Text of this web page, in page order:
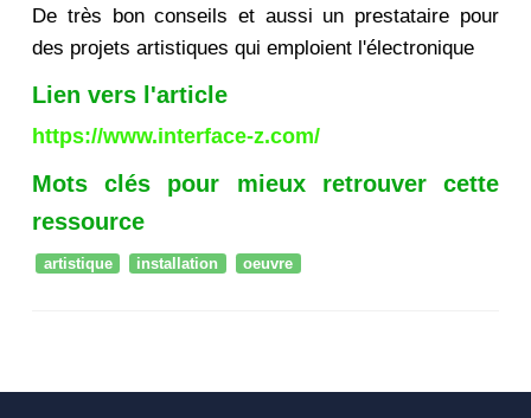
De très bon conseils et aussi un prestataire pour
des projets artistiques qui emploient l'électronique
Lien vers l'article
https://www.interface-z.com/
Mots clés pour mieux retrouver cette
ressource
artistique installation oeuvre